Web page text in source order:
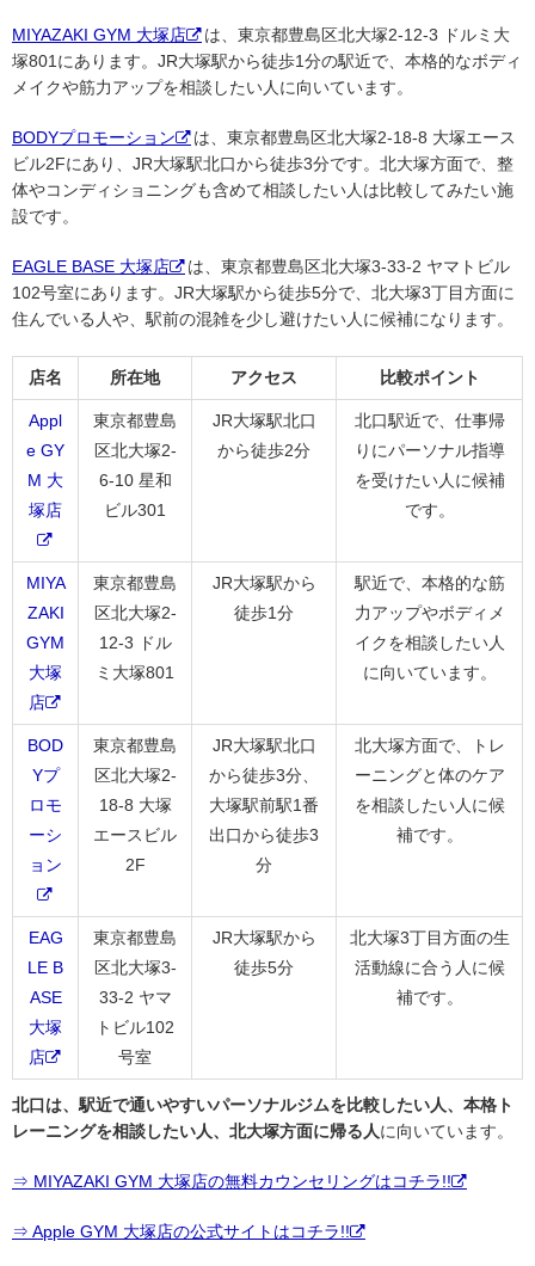
MIYAZAKI GYM 大塚店
は、東京都豊島区北大塚2-12-3 ドルミ大
塚801にあります。JR大塚駅から徒歩1分の駅近で、本格的なボディ
メイクや筋力アップを相談したい人に向いています。
BODYプロモーション
は、東京都豊島区北大塚2-18-8 大塚エース
ビル2Fにあり、JR大塚駅北口から徒歩3分です。北大塚方面で、整
体やコンディショニングも含めて相談したい人は比較してみたい施
設です。
EAGLE BASE 大塚店
は、東京都豊島区北大塚3-33-2 ヤマトビル
102号室にあります。JR大塚駅から徒歩5分で、北大塚3丁目方面に
住んでいる人や、駅前の混雑を少し避けたい人に候補になります。
店名 所在地 アクセス 比較ポイント
Appl
e GY
M 大
塚店
東京都豊島
区北大塚2-
6-10 星和
ビル301
JR大塚駅北口
から徒歩2分
北口駅近で、仕事帰
りにパーソナル指導
を受けたい人に候補
です。
MIYA
ZAKI
GYM
大塚
店
東京都豊島
区北大塚2-
12-3 ドル
ミ大塚801
JR大塚駅から
徒歩1分
駅近で、本格的な筋
力アップやボディメ
イクを相談したい人
に向いています。
BOD
Yプ
ロモ
ーシ
ョン
東京都豊島
区北大塚2-
18-8 大塚
エースビル
2F
JR大塚駅北口
から徒歩3分、
大塚駅前駅1番
出口から徒歩3
分
北大塚方面で、トレ
ーニングと体のケア
を相談したい人に候
補です。
EAG
LE B
ASE
大塚
店
東京都豊島
区北大塚3-
33-2 ヤマ
トビル102
号室
JR大塚駅から
徒歩5分
北大塚3丁目方面の生
活動線に合う人に候
補です。
北口は、駅近で通いやすいパーソナルジムを比較したい人、本格ト
レーニングを相談したい人、北大塚方面に帰る人に向いています。
⇒ MIYAZAKI GYM 大塚店の無料カウンセリングはコチラ!!
⇒ Apple GYM 大塚店の公式サイトはコチラ!!